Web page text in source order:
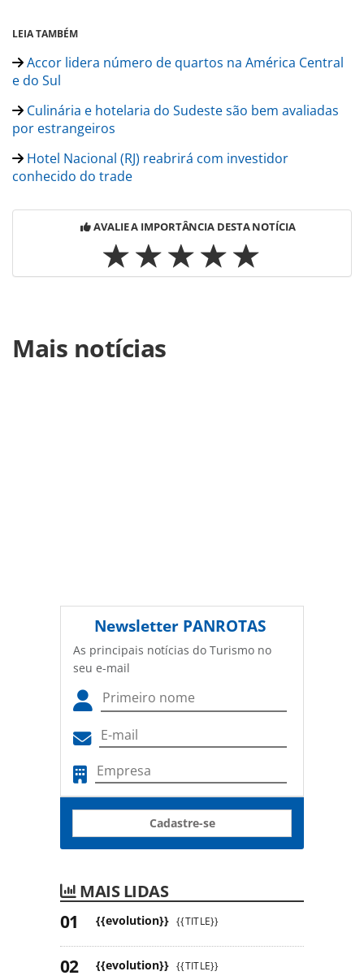
LEIA TAMBÉM
Accor lidera número de quartos na América Central
e do Sul
Culinária e hotelaria do Sudeste são bem avaliadas
por estrangeiros
Hotel Nacional (RJ) reabrirá com investidor
conhecido do trade
AVALIE A IMPORTÂNCIA DESTA NOTÍCIA
https://www.panrotas.com.br/mercado/opiniao/2019/09/
dicas-de-onde-se-hospedar-em-tiradentes-mg_167561.html
Mais notícias
Newsletter PANROTAS
As principais notícias do Turismo no
seu e-mail
Cadastre-se
MAIS LIDAS
{{evolution}} {{TITLE}}
{{evolution}} {{TITLE}}